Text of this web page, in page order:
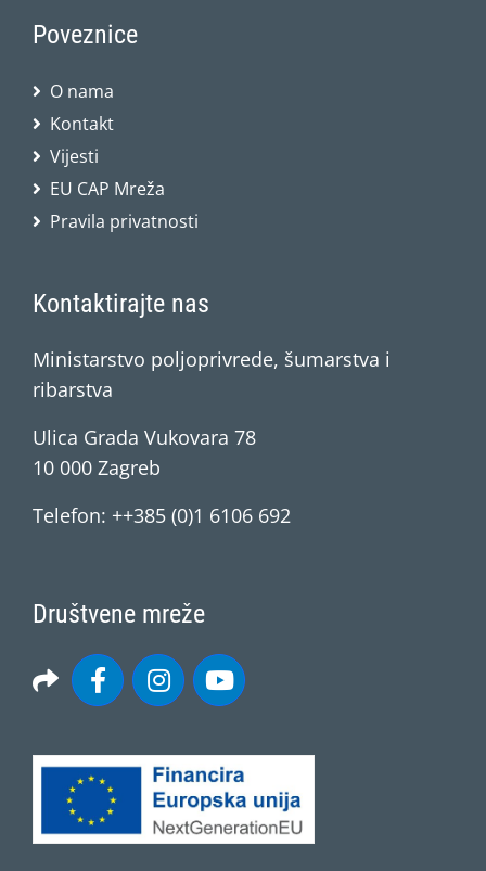
Poveznice
O nama
Kontakt
Vijesti
EU CAP Mreža
Pravila privatnosti
Kontaktirajte nas
Ministarstvo poljoprivrede, šumarstva i
ribarstva
Ulica Grada Vukovara 78
10 000 Zagreb
Telefon: ++385 (0)1 6106 692
Društvene mreže